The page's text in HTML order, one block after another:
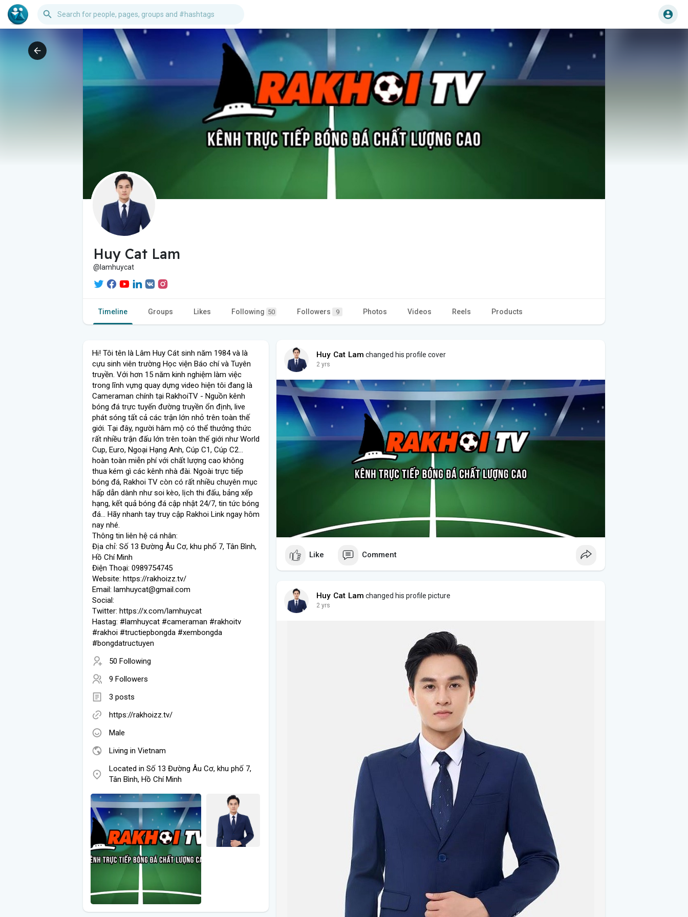
Huy Cat Lam
@lamhuycat
Timeline Groups Likes Following 50 Followers 9 Photos Videos Reels Products
Hi! Tôi tên là Lâm Huy Cát sinh năm 1984 và là
cựu sinh viên trường Học viện Báo chí và Tuyên
truyền. Với hơn 15 năm kinh nghiệm làm việc
trong lĩnh vựng quay dựng video hiện tôi đang là
Cameraman chính tại RakhoiTV - Nguồn kênh
bóng đá trực tuyến đường truyền ổn định, live
phát sóng tất cả các trận lớn nhỏ trên toàn thế
giới. Tại đây, người hâm mộ có thể thưởng thức
rất nhiều trận đấu lớn trên toàn thế giới như World
Cup, Euro, Ngoại Hạng Anh, Cúp C1, Cúp C2...
hoàn toàn miễn phí với chất lượng cao không
thua kém gì các kênh nhà đài. Ngoài trực tiếp
bóng đá, Rakhoi TV còn có rất nhiều chuyên mục
hấp dẫn dành như soi kèo, lịch thi đấu, bảng xếp
hạng, kết quả bóng đá cập nhật 24/7, tin tức bóng
đá... Hãy nhanh tay truy cập Rakhoi Link ngay hôm
nay nhé.
Thông tin liên hệ cá nhân:
Địa chỉ: Số 13 Đường Âu Cơ, khu phố 7, Tân Bình,
Hồ Chí Minh
Điện Thoại: 0989754745
Website: https://rakhoizz.tv/
Email: lamhuycat@gmail.com
Social:
Twitter: https://x.com/lamhuycat
Hastag: #lamhuycat #cameraman #rakhoitv
#rakhoi #tructiepbongda #xembongda
#bongdatructuyen
50 Following
9 Followers
3 posts
https://rakhoizz.tv/
Male
Living in Vietnam
Located in Số 13 Đường Âu Cơ, khu phố 7,
Tân Bình, Hồ Chí Minh
Huy Cat Lam changed his profile cover
2 yrs
Like Comment
Huy Cat Lam changed his profile picture
2 yrs